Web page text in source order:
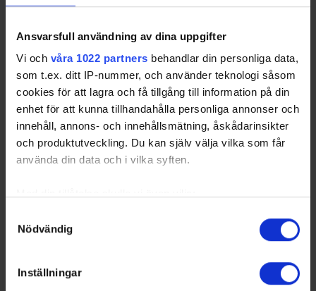
Ansvarsfull användning av dina uppgifter
Vi och våra 1022 partners behandlar din personliga data,
som t.ex. ditt IP-nummer, och använder teknologi såsom
cookies för att lagra och få tillgång till information på din
enhet för att kunna tillhandahålla personliga annonser och
innehåll, annons- och innehållsmätning, åskådarinsikter
och produktutveckling. Du kan själv välja vilka som får
använda din data och i vilka syften.
kan ha en noggrannhet på upp till flera meter
Nödvändig
Inställningar
minutes
game time will be included in the ranking. Please note that Game
Winning Shots are excluded in Leading Goalies.
BOR- Borlänge HF HUD- Hudiksvalls HC
LIN- Lindlövens IF MAL- Malungs IF
Swehockey – Svenska Ishockeyförbundets officiella app
Swehockey ger dig tillgång till nyheter, livebevakning
Sverige. Du kan följa dina favoritserier och lägga upp
egna favoritlag i appen. För dina favoritlag kan du
sedan välja att få pushnotiser när laget gör mål, i
Swehockey ger dig: